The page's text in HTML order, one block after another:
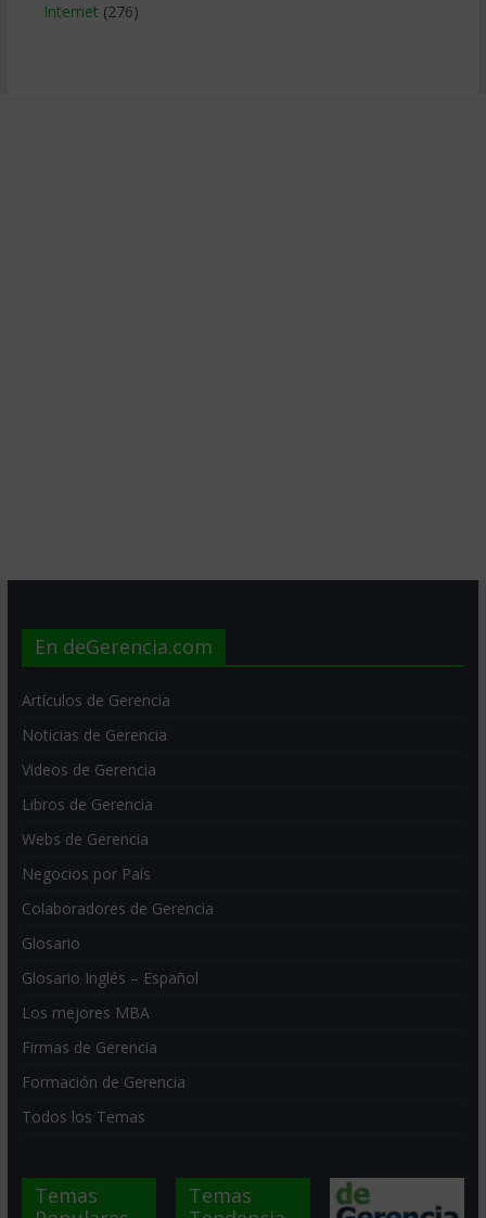
Internet (276)
En deGerencia.com
Artículos de Gerencia
Noticias de Gerencia
Videos de Gerencia
Libros de Gerencia
Webs de Gerencia
Negocios por País
Colaboradores de Gerencia
Glosario
Glosario Inglés – Español
Los mejores MBA
Firmas de Gerencia
Formación de Gerencia
Todos los Temas
Temas
Temas